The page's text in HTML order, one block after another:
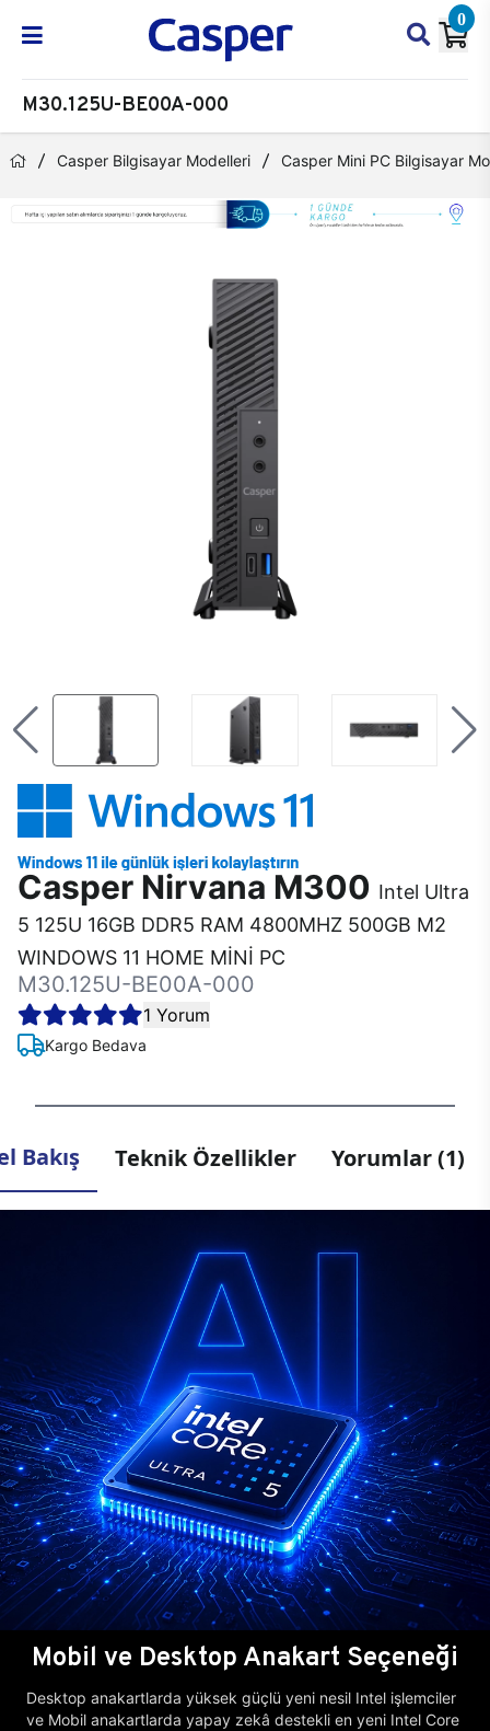
0
M30.125U-BE00A-000
Casper Bilgisayar Modelleri Casper Mini PC Bilgisayar
Casper Nirvana M300 Intel Ultra
5 125U 16GB DDR5 RAM 4800MHZ 500GB M2
WINDOWS 11 HOME MİNİ PC
M30.125U-BE00A-000
1 Yorum
Kargo Bedava
Bakış Teknik Özellikler Yorumlar (1)
Mobil ve Desktop Anakart Seçeneği
Desktop anakartlarda yüksek güçlü yeni nesil Intel işlemciler
ve Mobil anakartlarda yapay zekâ destekli en yeni Intel Core